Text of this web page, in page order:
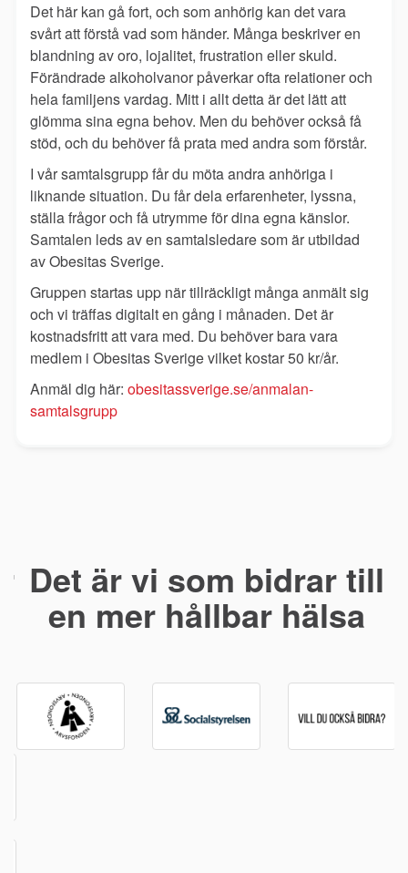
Det här kan gå fort, och som anhörig kan det vara
svårt att förstå vad som händer. Många beskriver en
blandning av oro, lojalitet, frustration eller skuld.
Förändrade alkoholvanor påverkar ofta relationer och
hela familjens vardag. Mitt i allt detta är det lätt att
glömma sina egna behov. Men du behöver också få
stöd, och du behöver få prata med andra som förstår.
I vår samtalsgrupp får du möta andra anhöriga i
liknande situation. Du får dela erfarenheter, lyssna,
ställa frågor och få utrymme för dina egna känslor.
Samtalen leds av en samtalsledare som är utbildad
av Obesitas Sverige.
Gruppen startas upp när tillräckligt många anmält sig
och vi träffas digitalt en gång i månaden. Det är
kostnadsfritt att vara med. Du behöver bara vara
medlem i Obesitas Sverige vilket kostar 50 kr/år.
Anmäl dig här: obesitassverige.se/anmalan-
samtalsgrupp
Det är vi som bidrar till
en mer hållbar hälsa